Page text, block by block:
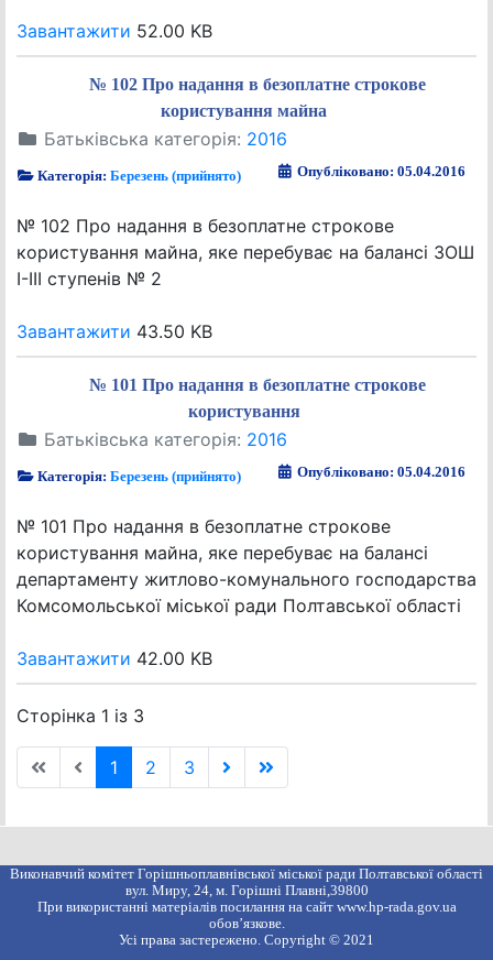
Завантажити 52.00 KB
№ 102 Про надання в безоплатне строкове
користування майна
Батьківська категорія: 2016
Категорія:Березень (прийнято) Опубліковано: 05.04.2016
№ 102 Про надання в безоплатне строкове
користування майна, яке перебуває на балансі ЗОШ
І-ІІІ ступенів № 2
Завантажити 43.50 KB
№ 101 Про надання в безоплатне строкове
користування
Батьківська категорія: 2016
Категорія:Березень (прийнято) Опубліковано: 05.04.2016
№ 101 Про надання в безоплатне строкове
користування майна, яке перебуває на балансі
департаменту житлово-комунального господарства
Комсомольської міської ради Полтавської області
Завантажити 42.00 KB
Сторінка 1 із 3
1 2 3
Виконавчий комітет Горішньоплавнівської міської ради Полтавської області
вул. Миру, 24, м. Горішні Плавні,39800
При використанні матеріалів посилання на сайт www.hp-rada.gov.ua
обов’язкове.
Усі права застережено. Copyright © 2021